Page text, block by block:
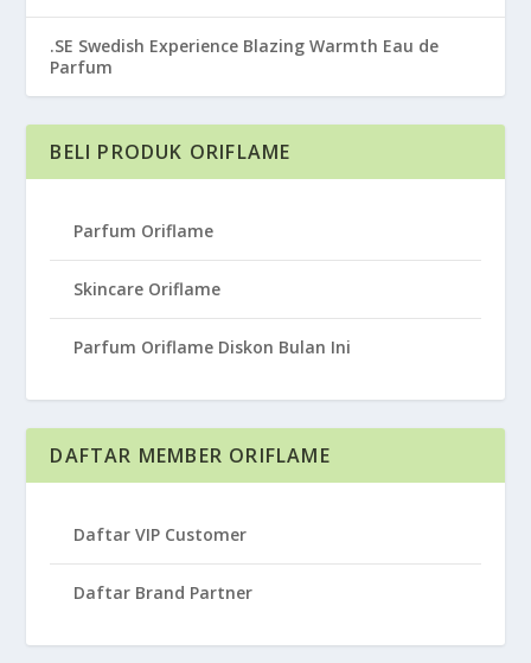
.SE Swedish Experience Blazing Warmth Eau de
Parfum
BELI PRODUK ORIFLAME
Parfum Oriflame
Skincare Oriflame
Parfum Oriflame Diskon Bulan Ini
DAFTAR MEMBER ORIFLAME
Daftar VIP Customer
Daftar Brand Partner